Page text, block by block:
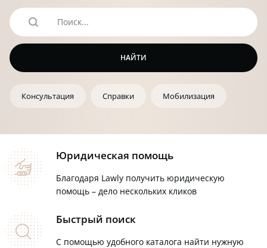
search
НАЙТИ
Консультация Справки Мобилизация
hands
Юридическая помощь
Благодаря Lawly получить юридическую
помощь – дело нескольких кликов
searchbig
Быстрый поиск
С помощью удобного каталога найти нужную